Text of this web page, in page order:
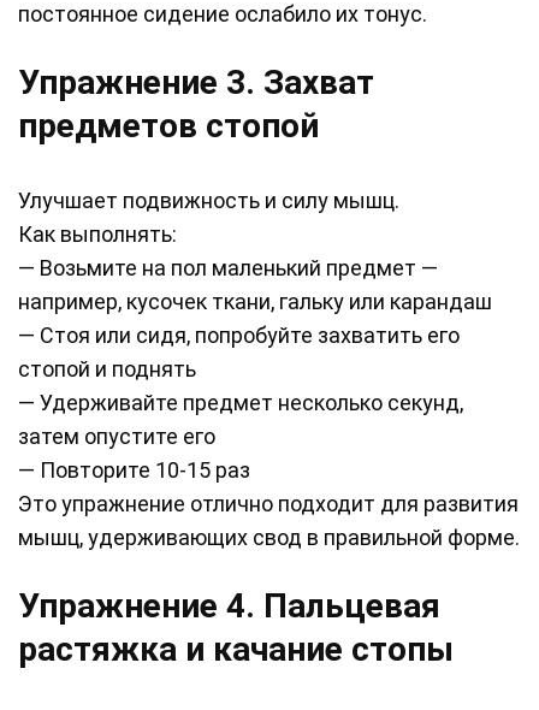
постоянное сидение ослабило их тонус.
Упражнение 3. Захват
предметов стопой
Улучшает подвижность и силу мышц.
Как выполнять:
— Возьмите на пол маленький предмет —
например, кусочек ткани, гальку или карандаш
— Стоя или сидя, попробуйте захватить его
стопой и поднять
— Удерживайте предмет несколько секунд,
затем опустите его
— Повторите 10-15 раз
Это упражнение отлично подходит для развития
мышц, удерживающих свод в правильной форме.
Упражнение 4. Пальцевая
растяжка и качание стопы